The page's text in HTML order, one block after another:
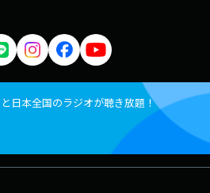
日本全国のラジオが聴き放題！